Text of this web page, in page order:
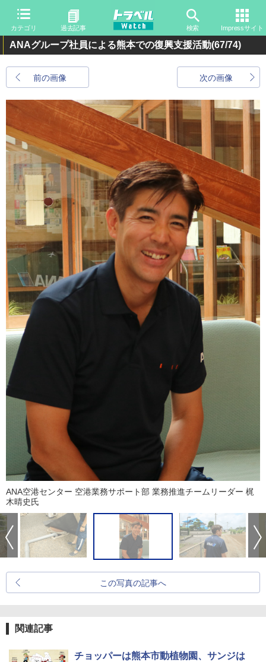
カテゴリ 過去記事 検索 Impressサイト
ANAグループ社員による熊本での復興支援活動(67/74)
前の画像 次の画像
ANA空港センター 空港業務サポート部 業務推進チームリーダー 梶
木晴史氏
この写真の記事へ
関連記事
チョッパーは熊本市動植物園、サンジは